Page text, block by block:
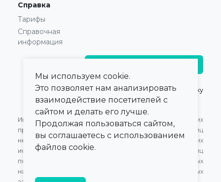
Справка
Тарифы
Справочная
информация
© 2021 — 2026,ПроКлинику
Информация,
представленная на сайте,
не может быть
использована для
постановки диагноза,
назначения лечения и не
Оферта для Юридических
лиц
Оферта для Физических
лиц
Обработка персональных
данных
Мы используем cookie.
Это позволяет нам анализировать
взаимодействие посетителей с
сайтом и делать его лучше.
Продолжая пользоваться сайтом,
вы соглашаетесь с использованием
файлов cookie.